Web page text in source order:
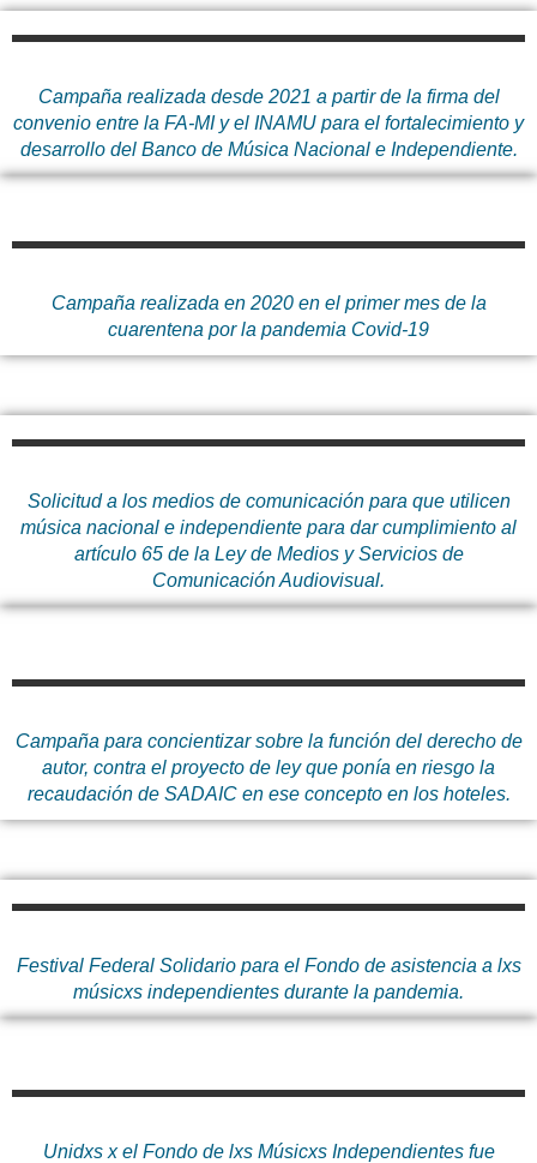
Campaña realizada desde 2021 a partir de la firma del
convenio entre la FA-MI y el INAMU para el fortalecimiento y
desarrollo del Banco de Música Nacional e Independiente.
Campaña realizada en 2020 en el primer mes de la
cuarentena por la pandemia Covid-19
Solicitud a los medios de comunicación para que utilicen
música nacional e independiente para dar cumplimiento al
artículo 65 de la Ley de Medios y Servicios de
Comunicación Audiovisual.
Campaña para concientizar sobre la función del derecho de
autor, contra el proyecto de ley que ponía en riesgo la
recaudación de SADAIC en ese concepto en los hoteles.
Festival Federal Solidario para el Fondo de asistencia a lxs
músicxs independientes durante la pandemia.
Unidxs x el Fondo de lxs Músicxs Independientes fue